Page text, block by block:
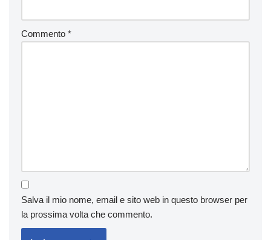
Commento *
Salva il mio nome, email e sito web in questo browser per
la prossima volta che commento.